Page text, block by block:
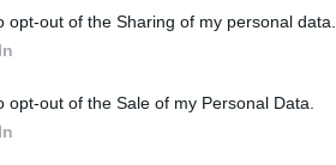
opt-out of the Sharing of my personal data.
opt-out of the Sale of my Personal Data.
amit még a tavalyi évben
hogy az elszámolását
időigényes, és ezért a
Nemény azt mondta, Pintér